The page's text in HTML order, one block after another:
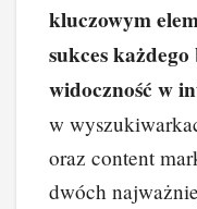
kluczowym
sukces każdego
widoczność w
w
oraz content
dwóch